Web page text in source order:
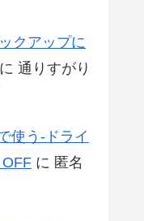
クアップに
に 通りすがり
使う-ドライ
に 匿名